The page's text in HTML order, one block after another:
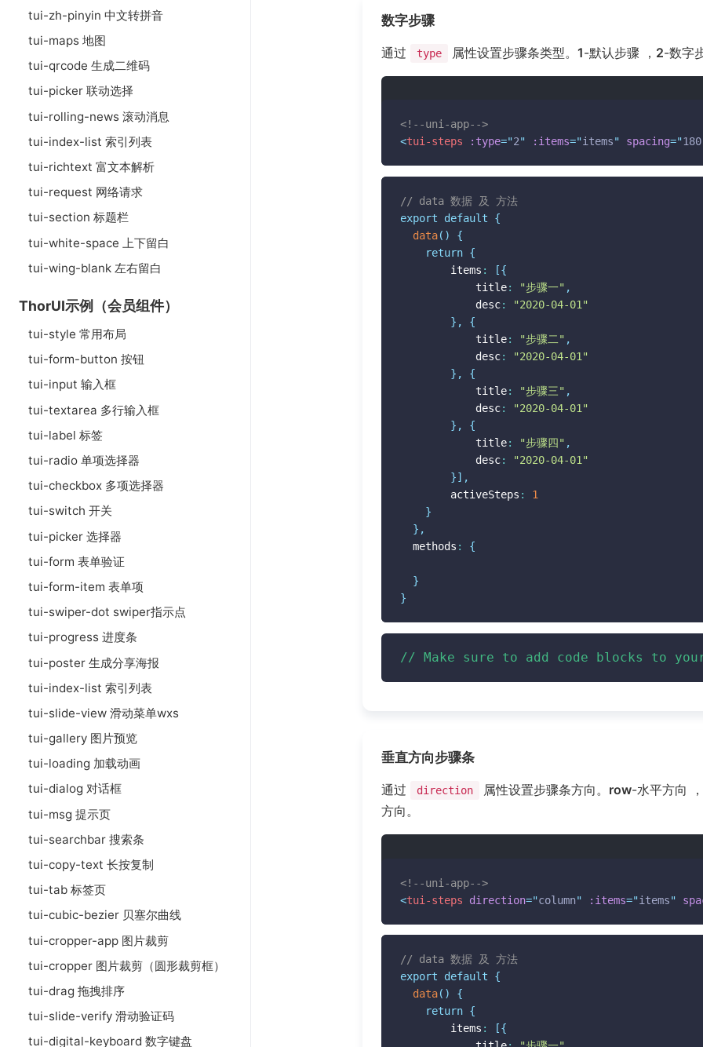
tui-zh-pinyin 中文转拼音
tui-maps 地图
tui-qrcode 生成二维码
tui-picker 联动选择
tui-rolling-news 滚动消息
tui-index-list 索引列表
tui-richtext 富文本解析
tui-request 网络请求
tui-section 标题栏
tui-white-space 上下留白
tui-wing-blank 左右留白
ThorUI示例（会员组件）
tui-style 常用布局
tui-form-button 按钮
tui-input 输入框
tui-textarea 多行输入框
tui-label 标签
tui-radio 单项选择器
tui-checkbox 多项选择器
tui-switch 开关
tui-picker 选择器
tui-form 表单验证
tui-form-item 表单项
tui-swiper-dot swiper指示点
tui-progress 进度条
tui-poster 生成分享海报
tui-index-list 索引列表
tui-slide-view 滑动菜单wxs
tui-gallery 图片预览
tui-loading 加载动画
tui-dialog 对话框
tui-msg 提示页
tui-searchbar 搜索条
tui-copy-text 长按复制
tui-tab 标签页
tui-cubic-bezier 贝塞尔曲线
tui-cropper-app 图片裁剪
tui-cropper 图片裁剪（圆形裁剪框）
tui-drag 拖拽排序
tui-slide-verify 滑动验证码
tui-digital-keyboard 数字键盘
数字步骤
通过 type 属性设置步骤条类型。 1-默认步骤 ， 2-数字
<!--uni-app-->
<tui-steps :type="2" :items="items" spacing="
// data 数据 及 方法
export
default
{
data( )
{
return {
  		items
: [{
  			title
: "步骤一" ,
  			desc
:
"2020-04-01"
} ,
{
  			title
: "步骤二" ,
  			desc
:
"2020-04-01"
} ,
{
  			title
: "步骤三" ,
  			desc
:
"2020-04-01"
} ,
{
  			title
: "步骤四" ,
  			desc
:
"2020-04-01"
}] ,
  		activeSteps
:
1
}
} ,
  methods
: {
}
}
// Make sure to add code blocks to
垂直方向步骤条
通过 direction 属性设置步骤条方向。 row-水平方向 ，
方向。
<!--uni-app-->
<tui-steps direction="column" :items="items"
// data 数据 及 方法
export
default
{
data( )
{
return {
  		items
: [{